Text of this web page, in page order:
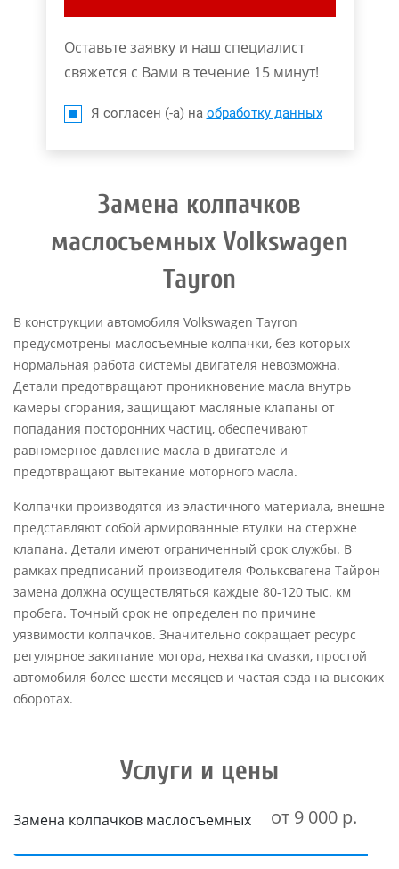
Оставьте заявку и наш специалист
свяжется с Вами в течение 15 минут!
Я согласен (-а) на обработку данных
Замена колпачков
маслосъемных Volkswagen
Tayron
В конструкции автомобиля Volkswagen Tayron
предусмотрены маслосъемные колпачки, без которых
нормальная работа системы двигателя невозможна.
Детали предотвращают проникновение масла внутрь
камеры сгорания, защищают масляные клапаны от
попадания посторонних частиц, обеспечивают
равномерное давление масла в двигателе и
предотвращают вытекание моторного масла.
Колпачки производятся из эластичного материала, внешне
представляют собой армированные втулки на стержне
клапана. Детали имеют ограниченный срок службы. В
рамках предписаний производителя Фольксвагена Тайрон
замена должна осуществляться каждые 80-120 тыс. км
пробега. Точный срок не определен по причине
уязвимости колпачков. Значительно сокращает ресурс
регулярное закипание мотора, нехватка смазки, простой
автомобиля более шести месяцев и частая езда на высоких
оборотах.
Услуги и цены
Замена колпачков маслосъемных от 9 000 р.